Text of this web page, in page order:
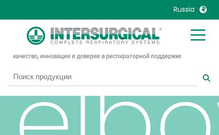
Russia
United Kingdom
United States
Belgique, Français
Canada, English
Italia
Malaysia
Mexico
качество, инновации и доверие в респираторной поддержке